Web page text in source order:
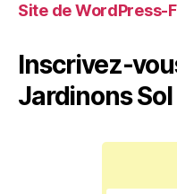
Site de WordPress-
Inscrivez-
Jardinons